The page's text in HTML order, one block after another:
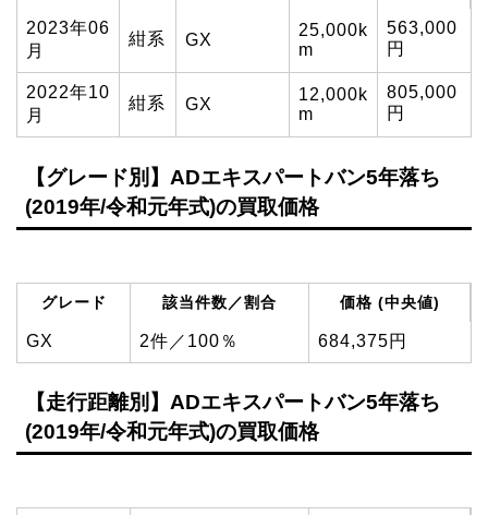
2023年06
月
紺系 GX
25,000k
m
563,000
円
2022年10
月
紺系 GX
12,000k
m
805,000
円
【グレード別】ADエキスパートバン5年落ち
(2019年/令和元年式)の買取価格
グレード 該当件数／割合 価格 (中央値)
GX 2件／100％ 684,375円
【走行距離別】ADエキスパートバン5年落ち
(2019年/令和元年式)の買取価格